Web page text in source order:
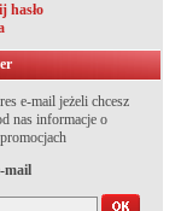
hasło
e-mail jeżeli chcesz
nas informacje o
mail